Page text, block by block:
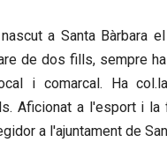
nascut a Santa Bàrbara
de dos fills, sempre
i comarcal. Ha
Aficionat a l'esport i
a l'ajuntament de